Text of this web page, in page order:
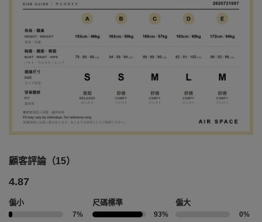
顧客評論（15）
4.87
偏小
7%
尺碼標準
93%
偏大
0%